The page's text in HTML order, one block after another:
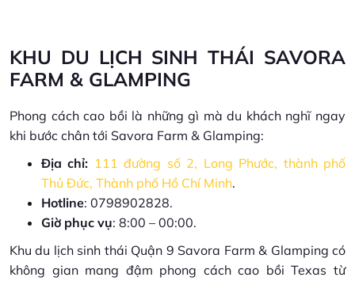
KHU DU LỊCH SINH THÁI SAVORA
FARM & GLAMPING
Phong cách cao bồi là những gì mà du khách nghĩ ngay
khi bước chân tới Savora Farm & Glamping:
Địa chỉ: 111 đường số 2, Long Phước, thành phố
Thủ Đức, Thành phố Hồ Chí Minh.
Hotline: 0798902828.
Giờ phục vụ: 8:00 – 00:00.
Khu du lịch sinh thái Quận 9 Savora Farm & Glamping có
không gian mang đậm phong cách cao bồi Texas từ